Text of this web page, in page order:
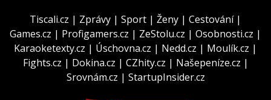
Tiscali.cz | Zprávy | Sport | Ženy | Cestování|
Games.cz | Profigamers.cz | ZeStolu.cz | Osobnosti.cz |
Karaoketexty.cz | Úschovna.cz | Nedd.cz | Moulík.cz |
Fights.cz | Dokina.cz | CZhity.cz | Našepeníze.cz |
Srovnám.cz | StartupInsider.cz